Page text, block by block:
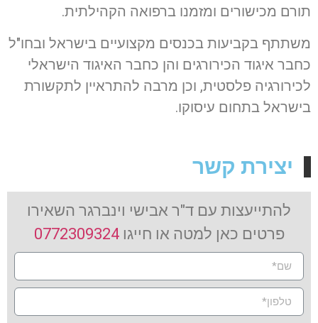
תורם מכישורים ומזמנו ברפואה הקהילתית.
משתתף בקביעות בכנסים מקצועיים בישראל ובחו"ל
כחבר איגוד הכירורגים והן כחבר האיגוד הישראלי
לכירורגיה פלסטית, וכן מרבה להתראיין לתקשורת
בישראל בתחום עיסוקו.
יצירת קשר
להתייעצות עם ד"ר אבישי וינברגר השאירו
פרטים כאן למטה או חייגו0772309324